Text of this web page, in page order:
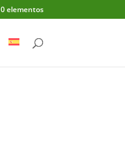
0 elementos